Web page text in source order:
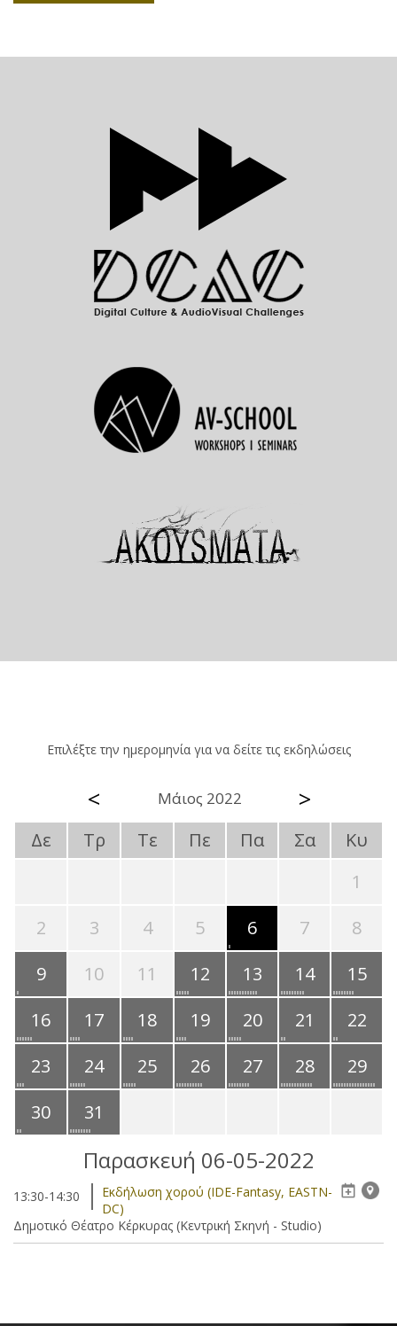
Επιλέξτε την ημερομηνία για να δείτε τις εκδηλώσεις
< Μάιος 2022 >
Δε Τρ Τε Πε Πα Σα
Κυ
1
2
3 4 5 6 7
8
9
10 11 12 13 14
15
16
17 18 19 20 21
22
23
24 25 26 27 28
29
30
31
Παρασκευή 06-05-2022
13:30-14:30
Eκδήλωση χορού (IDE-Fantasy, EASTN-
DC)
Δημοτικό Θέατρο Κέρκυρας (Κεντρική Σκηνή - Studio)